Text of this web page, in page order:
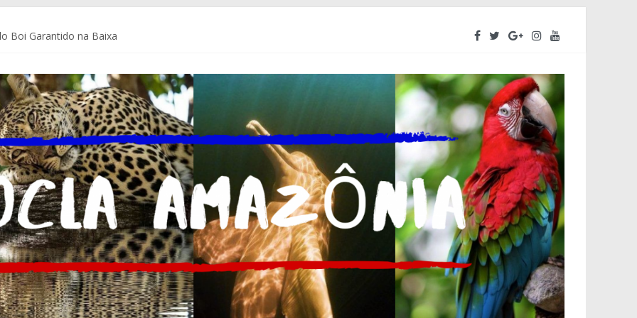
Boi Garantido na Baixa
Brasil e do mundo
Delegacia do Turista no Bumbódromo